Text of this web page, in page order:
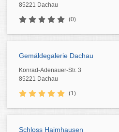
85221 Dachau
(0)
Gemäldegalerie Dachau
Konrad-Adenauer-Str. 3
85221 Dachau
(1)
Schloss Haimhausen